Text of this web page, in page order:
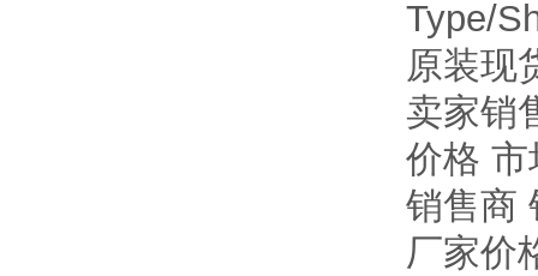
Type/
原装现
卖家销
价格
销售商
厂家价